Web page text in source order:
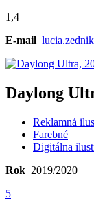
1,4
E-mail
Daylong
Reklamná
Farebné
Digitálna
Rok 2019/2020
5